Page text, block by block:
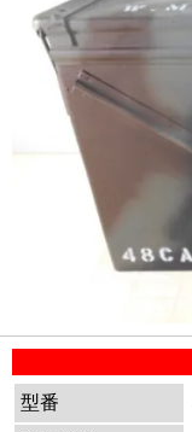
型番